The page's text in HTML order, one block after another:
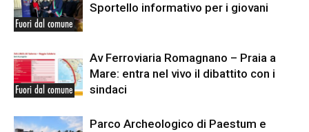
Fuori dal comune
Sportello informativo per i giovani
Fuori dal comune
Av Ferroviaria Romagnano – Praia a
Mare: entra nel vivo il dibattito con i
sindaci
Parco Archeologico di Paestum e